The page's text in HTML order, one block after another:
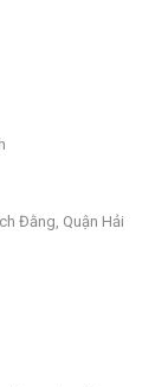
Đằng, Quận Hải